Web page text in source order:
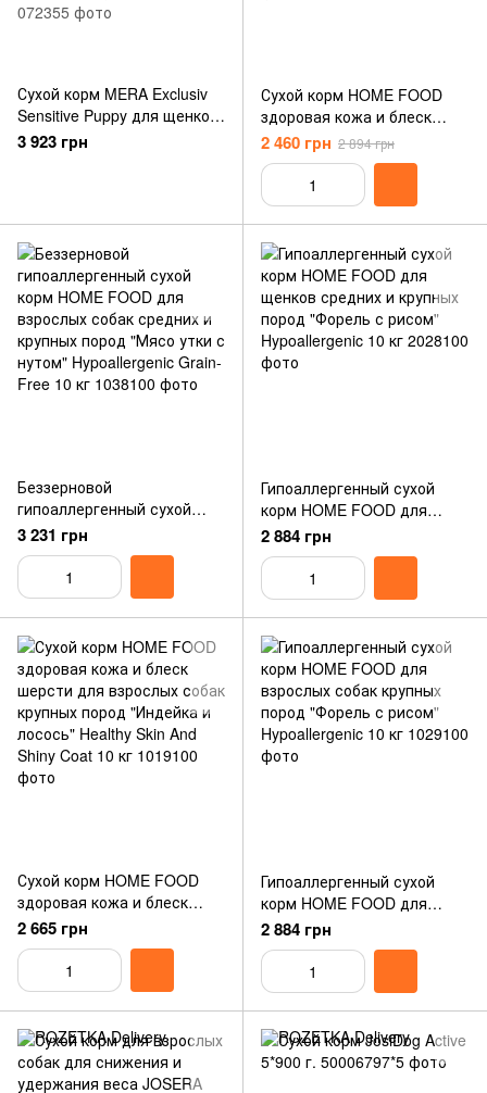
Сухой корм MERA Exclusiv
Sensitive Puppy для щенков
всех пород с
индейкой и рисом, 15 кг
3 923 грн
Сухой корм HOME FOOD
здоровая кожа и блеск
шерсти для взрослых собак
средних пород Индейка и
лосось Healthy skin and
shiny coat, 10 кг
2 460 грн 2 894 грн
Беззерновой
гипоаллергенный сухой
корм HOME FOOD для
взрослых собак средних и
крупных пород "Мясо утки с
нутом" Hypoallergenic Grain-
Free 10 кг
3 231 грн
Гипоаллергенный сухой
корм HOME FOOD для
щенков средних и крупных
пород "Форель с рисом"
Hypoallergenic 10 кг
2 884 грн
Сухой корм HOME FOOD
здоровая кожа и блеск
шерсти для взрослых собак
крупных пород "Индейка и
лосось" Healthy Skin And
Shiny Coat 10 кг
2 665 грн
Гипоаллергенный сухой
корм HOME FOOD для
взрослых собак крупных
пород "Форель с рисом"
Hypoallergenic 10 кг
2 884 грн